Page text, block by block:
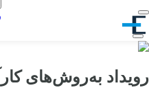
رویداد به‌روش‌های